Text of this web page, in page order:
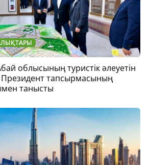
облысының туристік әлеуетін
Президент тапсырмасының
танысты